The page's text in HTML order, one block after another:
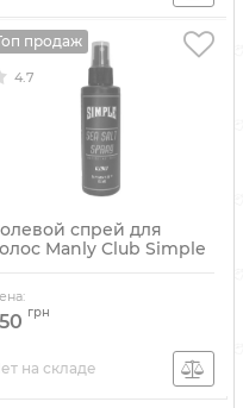
продаж
4.7
спрей для
Manly Club Simple
грн
на складе